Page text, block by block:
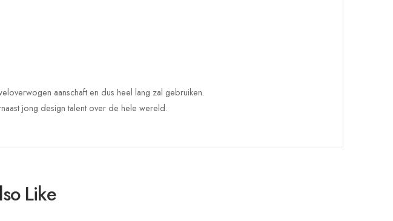
aanschaft en dus heel lang zal gebruiken.
jong design talent over de hele wereld.
Like